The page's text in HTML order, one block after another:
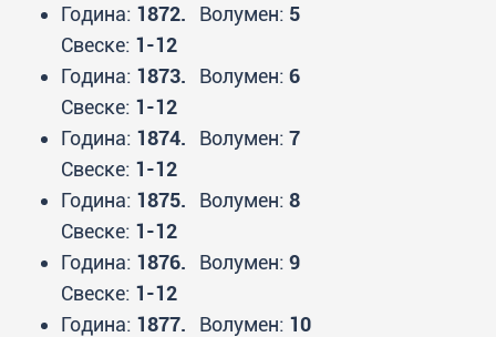
Година: 1872. Волумен: 5
Свеске: 1-12
Година: 1873. Волумен: 6
Свеске: 1-12
Година: 1874. Волумен: 7
Свеске: 1-12
Година: 1875. Волумен: 8
Свеске: 1-12
Година: 1876. Волумен: 9
Свеске: 1-12
Година: 1877. Волумен: 10